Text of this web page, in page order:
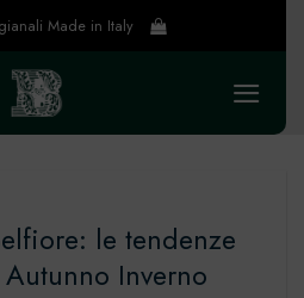
Made in Italy
le tendenze
Inverno